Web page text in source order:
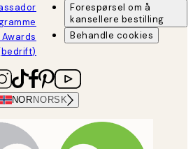
Forespørsel om å
kansellere bestilling
Behandle cookies
NOR NORSK